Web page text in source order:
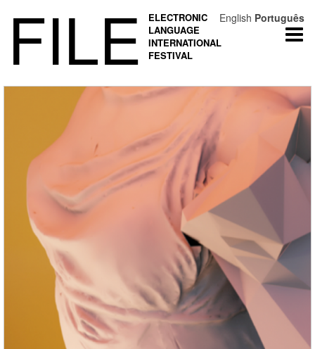
FILE
ELECTRONIC
LANGUAGE
INTERNATIONAL
FESTIVAL
English Português